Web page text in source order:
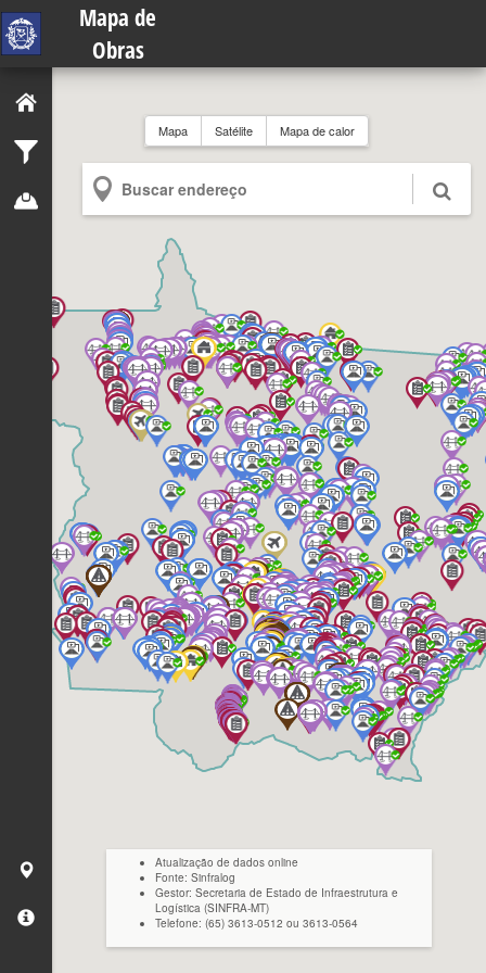
Mapa de
Obras
Mapa Satélite Mapa de calor
Atualização de dados online
Fonte: Sinfralog
Gestor: Secretaria de Estado de Infraestrutura e
Logística (SINFRA-MT)
Telefone: (65) 3613-0512 ou 3613-0564